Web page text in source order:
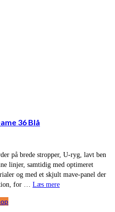
36 Blå
på brede stropper, U-ryg, lavt ben
linjer, samtidig med optimeret
og med et skjult mave-panel der
for … Læs mere